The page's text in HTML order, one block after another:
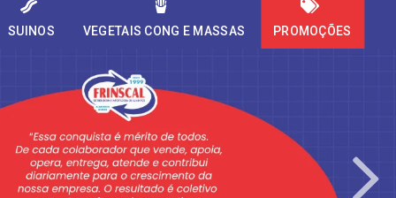
SUINOS VEGETAIS CONG E MASSAS PROMOÇÕES